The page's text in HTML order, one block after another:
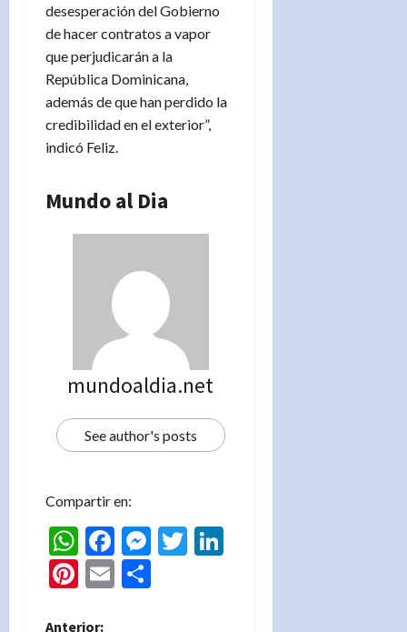
desesperación del Gobierno
de hacer contratos a vapor
que perjudicarán a la
República Dominicana,
además de que han perdido la
credibilidad en el exterior”,
indicó Feliz.
Mundo al Dia
mundoaldia.net
See author's posts
Compartir en:
WhatsApp
Facebook
Messenger
Twitter
Pinterest
Email
Anterior: